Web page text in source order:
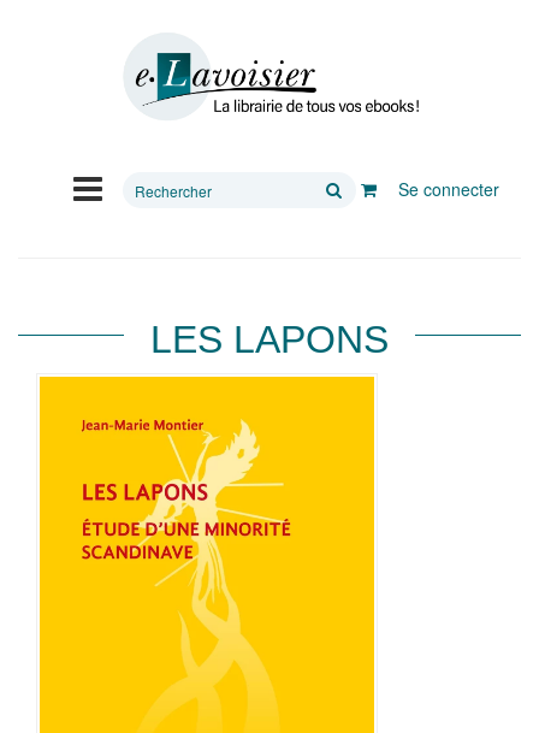
Rechercher
Se connecter
LES LAPONS